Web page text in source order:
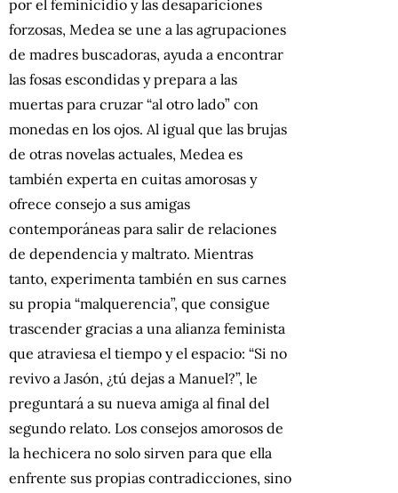
por el feminicidio y las desapariciones
forzosas, Medea se une a las agrupaciones
de madres buscadoras, ayuda a encontrar
las fosas escondidas y prepara a las
muertas para cruzar “al otro lado” con
monedas en los ojos. Al igual que las brujas
de otras novelas actuales, Medea es
también experta en cuitas amorosas y
ofrece consejo a sus amigas
contemporáneas para salir de relaciones
de dependencia y maltrato. Mientras
tanto, experimenta también en sus carnes
su propia “malquerencia”, que consigue
trascender gracias a una alianza feminista
que atraviesa el tiempo y el espacio: “Si no
revivo a Jasón, ¿tú dejas a Manuel?”, le
preguntará a su nueva amiga al final del
segundo relato. Los consejos amorosos de
la hechicera no solo sirven para que ella
enfrente sus propias contradicciones, sino